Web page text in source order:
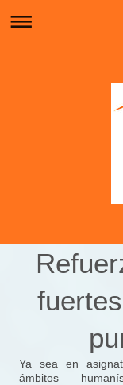
Ya sea en
ámbitos